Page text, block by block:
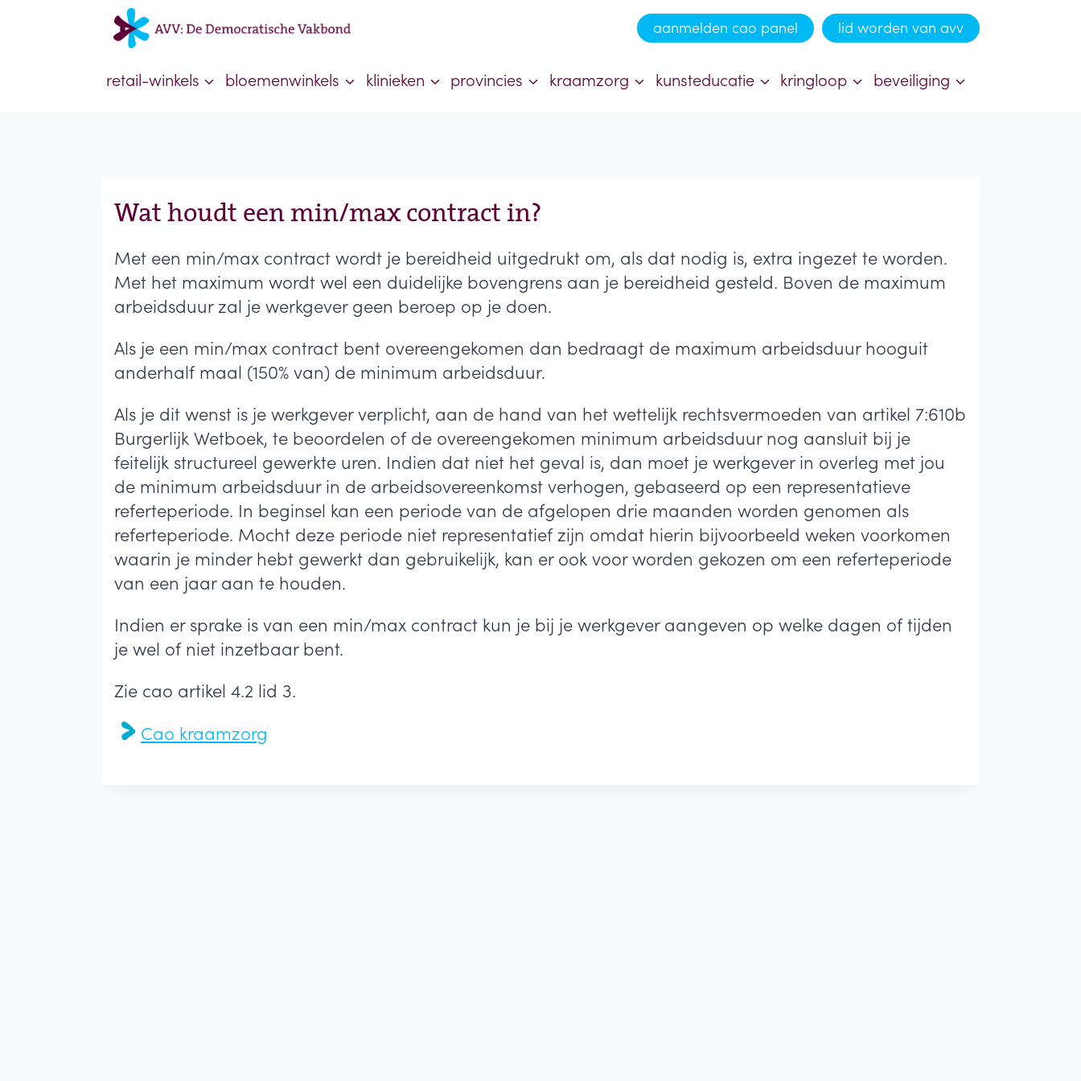
aanmelden cao panel lid worden van avv
retail-winkels bloemenwinkels klinieken provincies kraamzorg kunsteducatie kringloop beveiliging
Wat houdt een min/max contract in?
Met een min/max contract wordt je bereidheid uitgedrukt om, als dat nodig is, extra ingezet te worden.
Met het maximum wordt wel een duidelijke bovengrens aan je bereidheid gesteld. Boven de maximum
arbeidsduur zal je werkgever geen beroep op je doen.
Als je een min/max contract bent overeengekomen dan bedraagt de maximum arbeidsduur hooguit
anderhalf maal (150% van) de minimum arbeidsduur.
Als je dit wenst is je werkgever verplicht, aan de hand van het wettelijk rechtsvermoeden van artikel 7:610b
Burgerlijk Wetboek, te beoordelen of de overeengekomen minimum arbeidsduur nog aansluit bij je
feitelijk structureel gewerkte uren. Indien dat niet het geval is, dan moet je werkgever in overleg met jou
de minimum arbeidsduur in de arbeidsovereenkomst verhogen, gebaseerd op een representatieve
referteperiode. In beginsel kan een periode van de afgelopen drie maanden worden genomen als
referteperiode. Mocht deze periode niet representatief zijn omdat hierin bijvoorbeeld weken voorkomen
waarin je minder hebt gewerkt dan gebruikelijk, kan er ook voor worden gekozen om een referteperiode
van een jaar aan te houden.
Indien er sprake is van een min/max contract kun je bij je werkgever aangeven op welke dagen of tijden
je wel of niet inzetbaar bent.
Zie cao artikel 4.2 lid 3.
Cao kraamzorg